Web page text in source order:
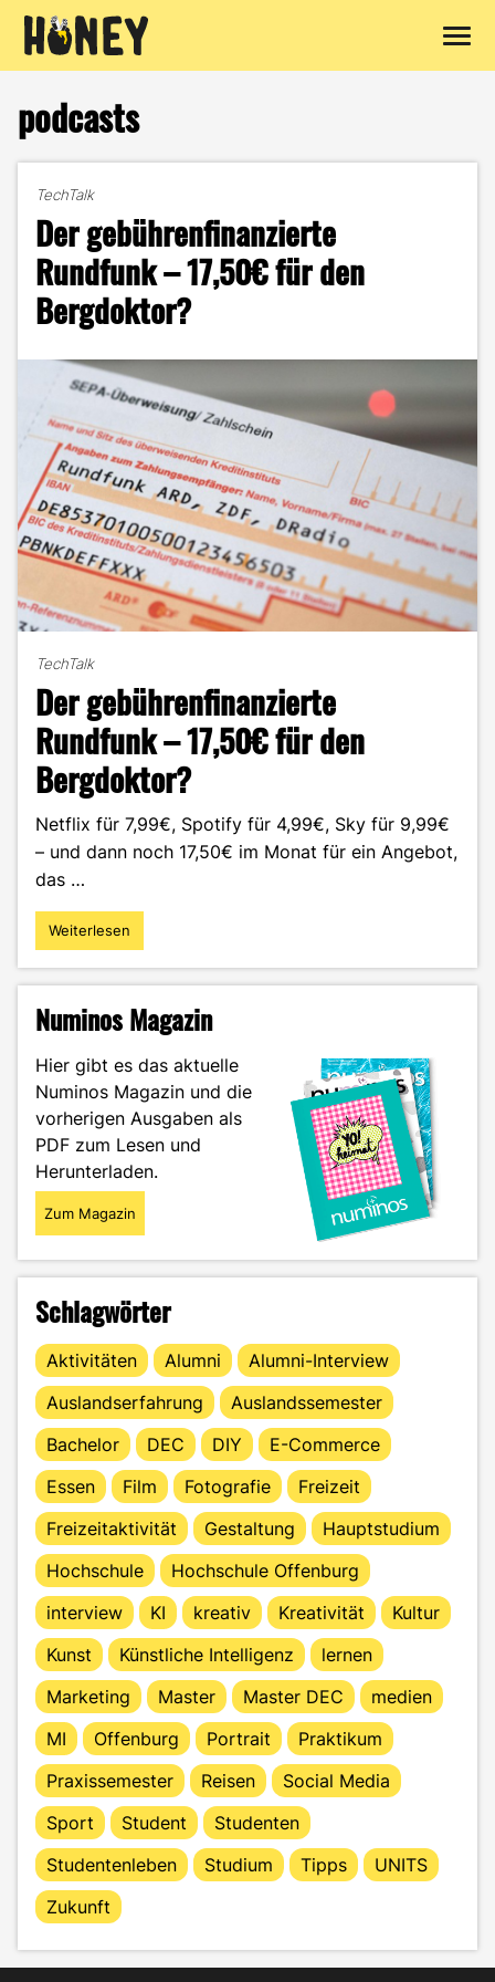
springen
podcasts
TechTalk
Der gebührenfinanzierte
Rundfunk – 17,50€ für den
Bergdoktor?
TechTalk
Der gebührenfinanzierte
Rundfunk – 17,50€ für den
Bergdoktor?
Netflix für 7,99€, Spotify für 4,99€, Sky für 9,99€
– und dann noch 17,50€ im Monat für ein Angebot,
das …
"Der
gebührenfinanzierte
17,50€
den
Bergdoktor?"
Weiterlesen
Numinos Magazin
Hier gibt es das aktuelle
Numinos Magazin und die
vorherigen Ausgaben als
PDF zum Lesen und
Herunterladen.
Zum Magazin
Schlagwörter
Aktivitäten Alumni
Alumni-Interview
Auslandserfahrung
Auslandssemester
Bachelor
DEC DIY
E-Commerce
Essen
Film Fotografie
Freizeit
Freizeitaktivität
Gestaltung
Hauptstudium
Hochschule
Hochschule Offenburg
interview
KI kreativ Kreativität
Kultur
Kunst
Künstliche Intelligenz
lernen
Marketing
Master Master DEC
medien
MI
Offenburg Portrait
Praktikum
Praxissemester
Reisen
Social Media
Sport
Student
Studenten
Studentenleben
Studium Tipps
UNITS
Zukunft